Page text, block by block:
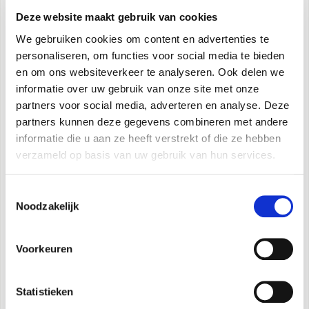
Deze website maakt gebruik van cookies
We gebruiken cookies om content en advertenties te
personaliseren, om functies voor social media te bieden
en om ons websiteverkeer te analyseren. Ook delen we
informatie over uw gebruik van onze site met onze
partners voor social media, adverteren en analyse. Deze
partners kunnen deze gegevens combineren met andere
informatie die u aan ze heeft verstrekt of die ze hebben
verzameld op basis van uw gebruik van hun services.
Noodzakelijk
Voorkeuren
Statistieken
Afmetingen (L x B x H): 998 x 415 x 2280 mm
Systeemverbindingen vanaf de onderkant of vanaf
de achterkant
Condensbak om het druppelen op de bodem van
de kast te voorkomen
Mogelijke combinatie met display-kit voor
bediening op afstand(B0931)
stroomafwaarts van de Sherpa Flex Box AS moet
warmtepomp onder alle bedrijfsomstandigheden
garanderen, door middel van driewegkleppen of
warmtepompen van de maten 8 en 10 de